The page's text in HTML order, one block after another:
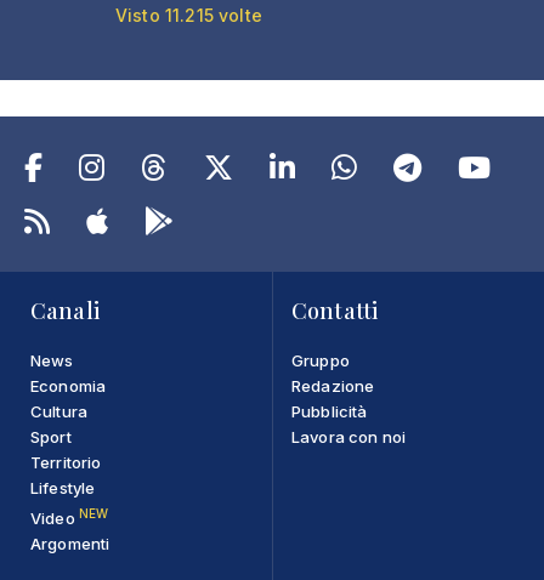
Visto 11.215 volte
Canali
News
Economia
Cultura
Sport
Territorio
Lifestyle
Video NEW
Argomenti
Contatti
Gruppo
Redazione
Pubblicità
Lavora con noi